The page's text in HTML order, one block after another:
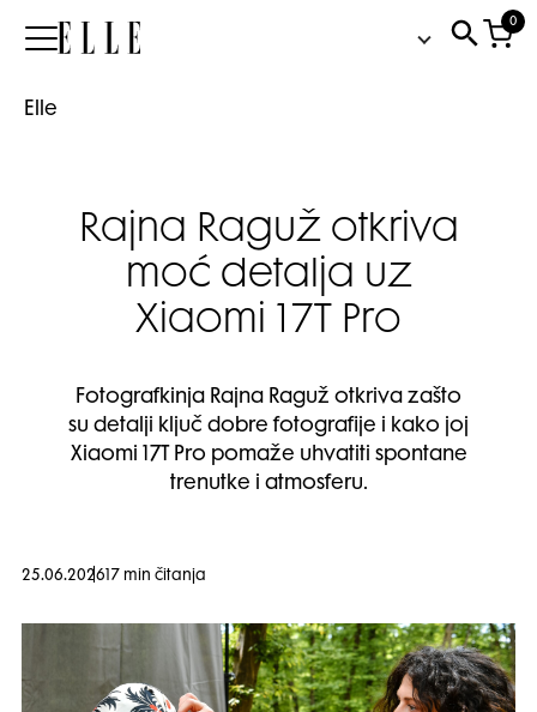
Elle
0
Elle
Rajna Raguž otkriva
moć detalja uz
Xiaomi 17T Pro
Fotografkinja Rajna Raguž otkriva zašto
su detalji ključ dobre fotografije i kako joj
Xiaomi 17T Pro pomaže uhvatiti spontane
trenutke i atmosferu.
25.06.2026 17 min čitanja